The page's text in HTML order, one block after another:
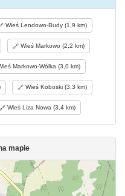
Wieś Lendowo-Budy (1,9 km)
Wieś Markowo (2,2 km)
Markowo-Wólka (3,0 km)
Wieś Koboski (3,3 km)
Wieś Liza Nowa (3,4 km)
mapie